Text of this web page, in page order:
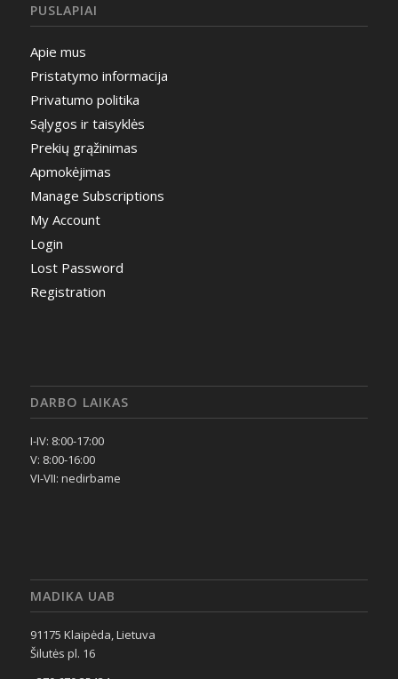
PUSLAPIAI
Apie mus
Pristatymo informacija
Privatumo politika
Sąlygos ir taisyklės
Prekių grąžinimas
Apmokėjimas
Manage Subscriptions
My Account
Login
Lost Password
Registration
DARBO LAIKAS
I-IV: 8:00-17:00
V: 8:00-16:00
VI-VII: nedirbame
MADIKA UAB
91175 Klaipėda, Lietuva
Šilutės pl. 16